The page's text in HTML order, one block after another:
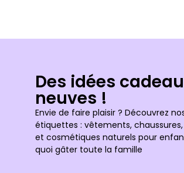
Des idées
neuves !
Envie de faire plaisir ? Découvrez
étiquettes : vêtements, chaussures,
et cosmétiques naturels pour
quoi gâter toute la famille